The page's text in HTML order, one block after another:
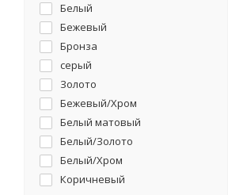
Сити
Тенденс
Торнадо
Феникс
Alpha New
Везер
Веста
Top
Storm
Vito
Белый
Бежевый
Бронза
серый
Золото
Бежевый/Хром
Белый матовый
Белый/Золото
Белый/Хром
Коричневый